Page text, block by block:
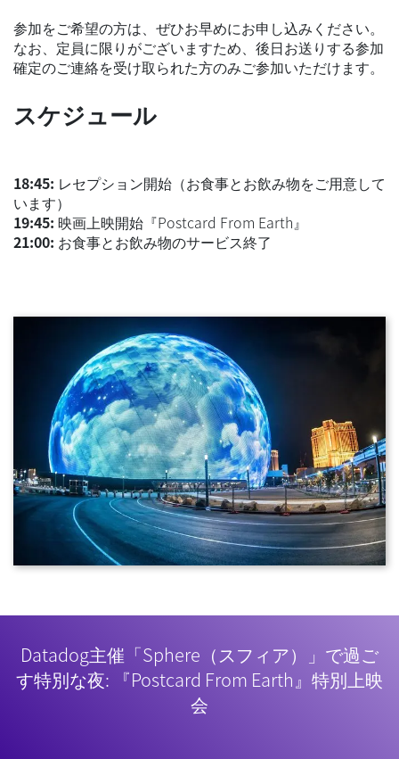
参加をご希望の方は、ぜひお早めにお申し込みください。
なお、定員に限りがございますため、後日お送りする参加
確定のご連絡を受け取られた方のみご参加いただけます。
スケジュール
18:45: レセプション開始（お食事とお飲み物をご用意して
います）
19:45: 映画上映開始『Postcard From Earth』
21:00: お食事とお飲み物のサービス終了
Datadog主催「Sphere（スフィア）」で過ご
す特別な夜: 『Postcard From Earth』特別上映
会